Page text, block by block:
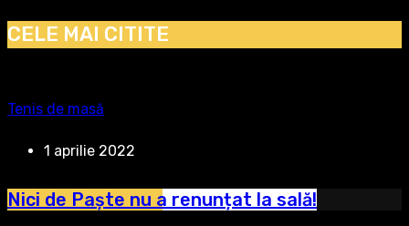
CELE MAI CITITE
Tenis de masă
1 aprilie 2022
Nici de Paște nu a renunțat la sală!